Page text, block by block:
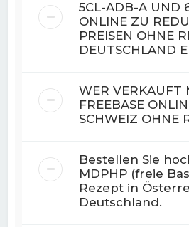
5CL-ADB-A UND
ONLINE ZU
PREISEN OHNE
DEUTSCHLAND
WER VERKAUFT
FREEBASE
SCHWEIZ OHNE
Bestellen Sie
MDPHP (freie
Rezept in
Deutschland.